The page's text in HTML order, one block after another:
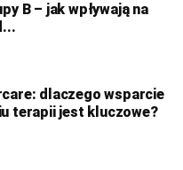
B – jak wpływają na
dlaczego wsparcie
terapii jest kluczowe?